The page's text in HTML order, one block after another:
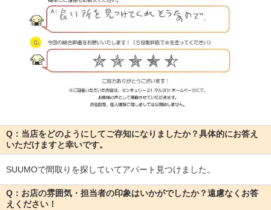
Q：当店をどのようにしてご存知になりましたか？具体的にお答え
いただけますと幸いです。
SUUMOで間取りを探していてアパート見つけました。
Q：お店の雰囲気・担当者の印象はいかがでしたか？遠慮なくお答
えください！